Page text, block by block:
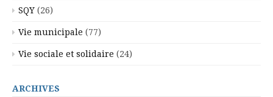
SQY (26)
Vie municipale (77)
Vie sociale et solidaire (24)
ARCHIVES